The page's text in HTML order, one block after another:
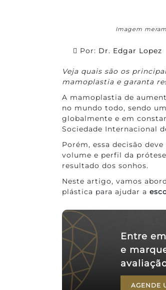
Imagem
Por: Dr. Edgar Lopez
Veja quais são os
mamoplastia e garanta
A mamoplastia de
no mundo todo, sendo
globalmente e em
Sociedade Internacional
Porém, essa decisão
volume e perfil da
resultado dos sonhos.
Neste artigo, vamos
plástica para ajudar a
Entre
e
AGENDE